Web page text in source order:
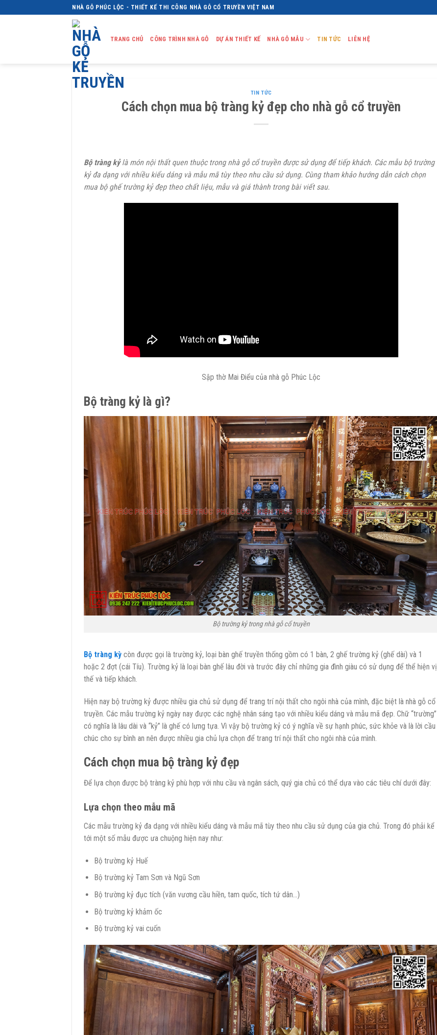
to
NHÀ GỖ PHÚC LỘC - THIẾT KẾ THI CÔNG NHÀ GỖ CỔ TRUYỀN VIỆT NAM
TRANG CHỦ CÔNG TRÌNH NHÀ GỖ DỰ ÁN THIẾT KẾ NHÀ GỖ MẪU TIN TỨC LIÊN HỆ
TIN TỨC
Cách chọn mua bộ tràng kỷ đẹp cho nhà gỗ cổ truyền
Bộ tràng kỷlà món nội thất quen thuộc trong nhà gỗ cổ truyền được sử dụng để tiếp khách. Các mẫu bộ trường
kỷ đa dạng với nhiều kiểu dáng và mẫu mã tùy theo nhu cầu sử dụng. Cùng tham khảo hướng dẫn cách chọn
mua bộ ghế trường kỷ đẹp theo chất liệu, mẫu và giá thành trong bài viết sau.
Sập thờ Mai Điểu của nhà gỗ Phúc Lộc
Bộ tràng kỷ là gì?
Bộ trường kỷ trong nhà gỗ cổ truyền
Bộ tràng kỳ còn được gọi là trường kỷ, loại bàn ghế truyền thống gồm có 1 bàn, 2 ghế trường kỷ (ghế dài) và 1
hoặc 2 đợt (cái Tíu). Trường kỷ là loại bàn ghế lâu đời và trước đây chỉ những gia đình giàu có sử dụng để thể hiện vị
thế và tiếp khách.
Hiện nay bộ trường kỷ được nhiều gia chủ sử dụng để trang trí nội thất cho ngôi nhà của mình, đặc biệt là nhà gỗ cổ
truyền. Các mẫu trường kỷ ngày nay được các nghệ nhân sáng tạo với nhiều kiểu dáng và mẫu mã đẹp. Chữ “trường”
có nghĩa là lâu dài và “kỷ” là ghế có lưng tựa. Vì vậy bộ trường kỷ có ý nghĩa về sự hạnh phúc, sức khỏe và là lời cầu
chúc cho sự bình an nên được nhiều gia chủ lựa chọn để trang trí nội thất cho ngôi nhà của mình.
Cách chọn mua bộ tràng kỷ đẹp
Để lựa chọn được bộ tràng kỷ phù hợp với nhu cầu và ngân sách, quý gia chủ có thể dựa vào các tiêu chí dưới đây:
Lựa chọn theo mẫu mã
Các mẫu trường kỷ đa dạng với nhiều kiểu dáng và mẫu mã tùy theo nhu cầu sử dụng của gia chủ. Trong đó phải kể
tới một số mẫu được ưa chuộng hiện nay như:
Bộ trường kỷ Huế
Bộ trường kỷ Tam Sơn và Ngũ Sơn
Bộ trường kỷ đục tích (văn vương cầu hiền, tam quốc, tích tứ dân…)
Bộ trường kỷ khảm ốc
Bộ trường kỷ vai cuốn